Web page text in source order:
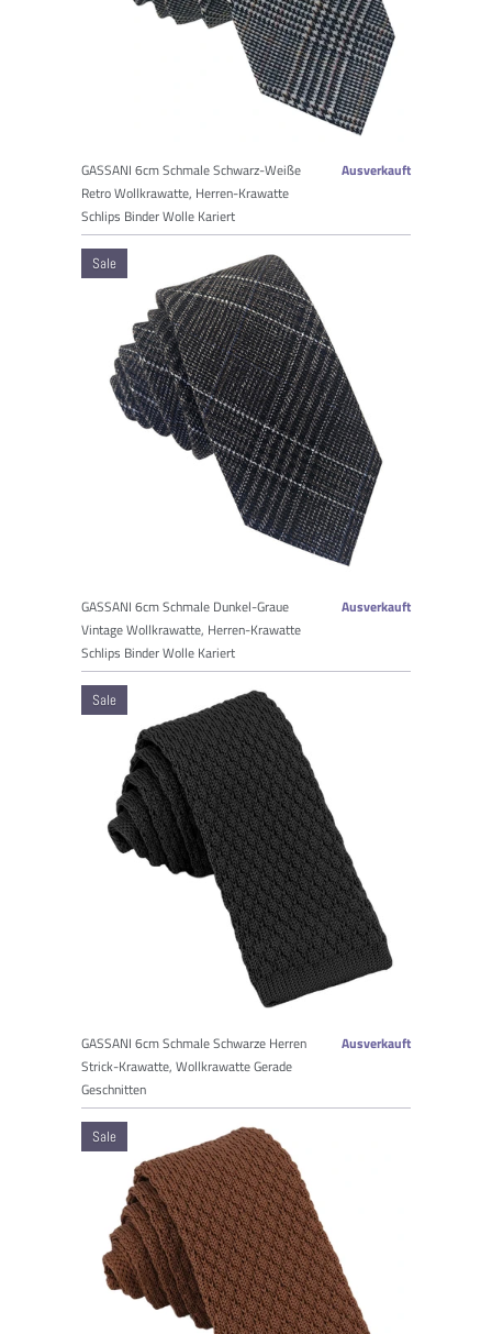
GASSANI 6cm Schmale Schwarz-Weiße
Retro Wollkrawatte, Herren-Krawatte
Schlips Binder Wolle Kariert
Ausverkauft
GASSANI 6cm Schmale Dunkel-Graue
Vintage Wollkrawatte, Herren-Krawatte
Schlips Binder Wolle Kariert
Ausverkauft
Sale
GASSANI 6cm Schmale Schwarze Herren
Strick-Krawatte, Wollkrawatte Gerade
Geschnitten
Ausverkauft
Sale
Sale